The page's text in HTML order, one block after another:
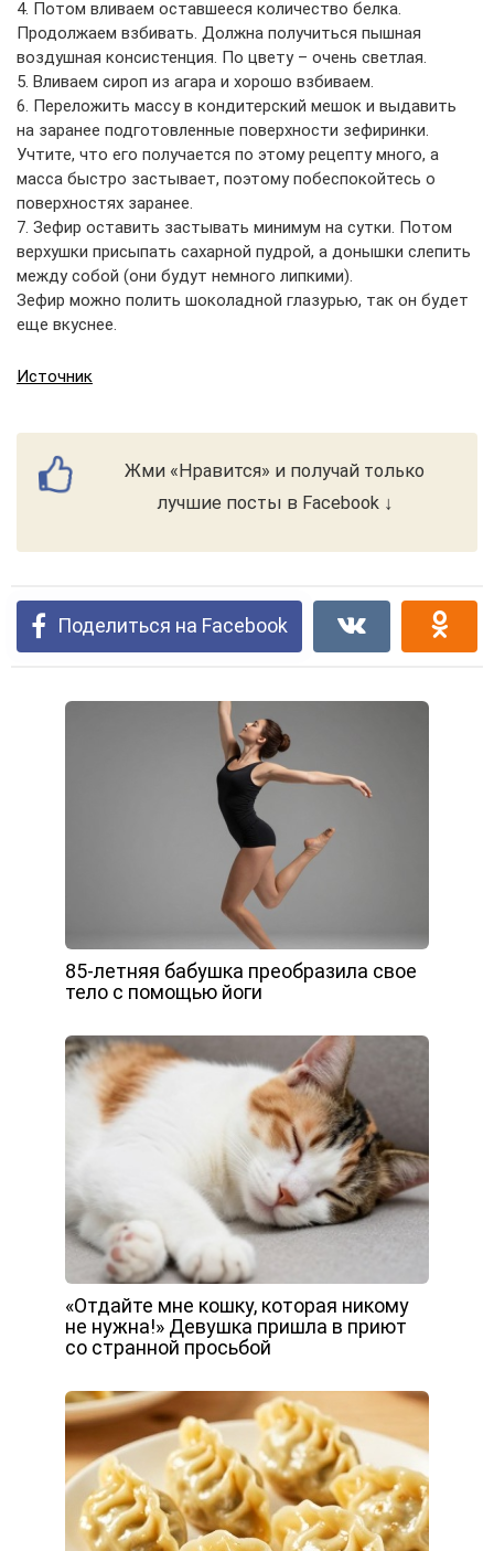
4. Потом вливаем оставшееся количество белка.
Продолжаем взбивать. Должна получиться пышная
воздушная консистенция. По цвету – очень светлая.
5. Вливаем сироп из агара и хорошо взбиваем.
6. Переложить массу в кондитерский мешок и выдавить
на заранее подготовленные поверхности зефиринки.
Учтите, что его получается по этому рецепту много, а
масса быстро застывает, поэтому побеспокойтесь о
поверхностях заранее.
7. Зефир оставить застывать минимум на сутки. Потом
верхушки присыпать сахарной пудрой, а донышки слепить
между собой (они будут немного липкими).
Зефир можно полить шоколадной глазурью, так он будет
еще вкуснее.
Источник
Жми «Нравится» и получай только
лучшие посты в Facebook ↓
Поделиться на Facebook
85-летняя бабушка преобразила свое
тело с помощью йоги
«Отдайте мне кошку, которая никому
не нужна!» Девушка пришла в приют
со странной просьбой